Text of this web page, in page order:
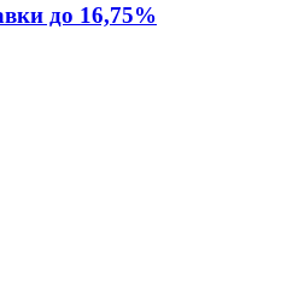
до 16,75%